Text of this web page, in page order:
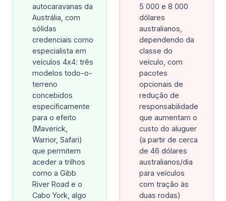
autocaravanas da
Austrália, com
sólidas
credenciais como
especialista em
veículos 4x4: três
modelos todo-o-
terreno
concebidos
especificamente
para o efeito
(Maverick,
Warrior, Safari)
que permitem
aceder a trilhos
como a Gibb
River Road e o
Cabo York, algo
5 000 e 8 000
dólares
australianos,
dependendo da
classe do
veículo, com
pacotes
opcionais de
redução de
responsabilidade
que aumentam o
custo do aluguer
(a partir de cerca
de 46 dólares
australianos/dia
para veículos
com tração às
duas rodas)